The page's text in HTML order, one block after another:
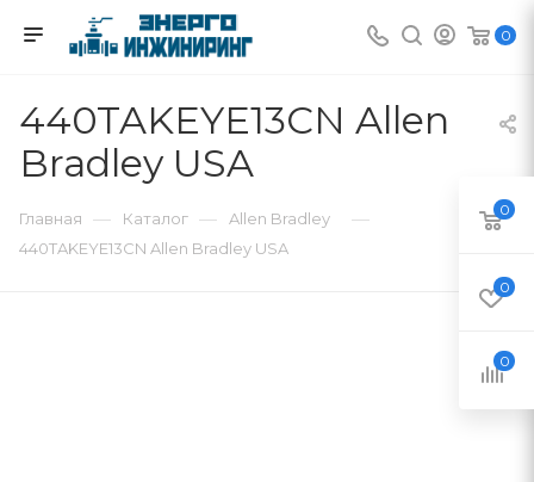
0
440TAKEYE13CN Allen
Bradley USA
Главная — Каталог — Allen Bradley —
440TAKEYE13CN Allen Bradley USA
0
0
0